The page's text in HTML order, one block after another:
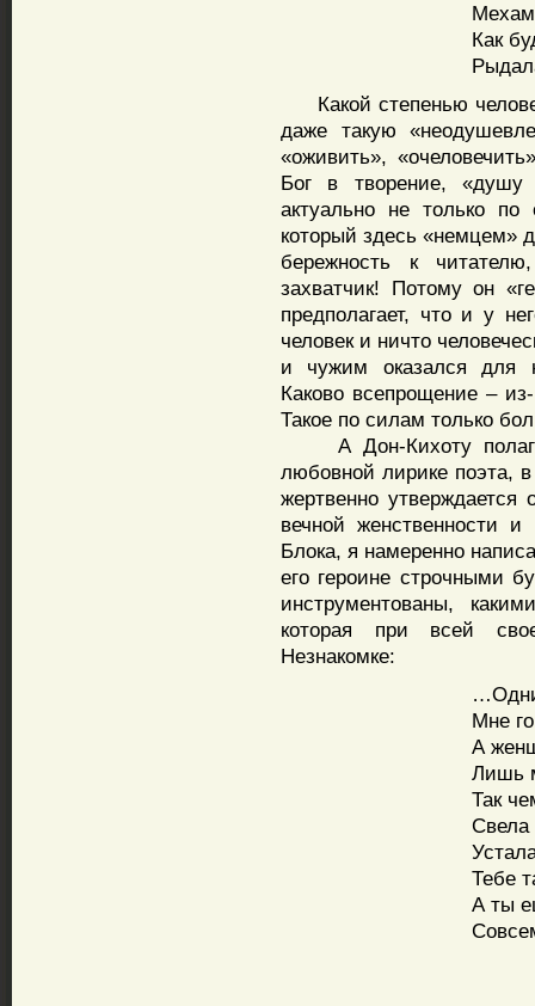
Как
Какой степенью
даже такую
«оживить»,
Бог в творение, «душу
актуально не только
который здесь «немцем»
бережность к
захватчик! Потому он
предполагает, что и у
человек и ничто
и чужим оказался для
Каково всепрощение –
Такое по силам только
А Дон-Кихоту
любовной лирике поэта, в
жертвенно
вечной женственности
Блока, я намеренно
его героине строчными
инструментованы,
которая при всей
Незнакомке:
Мне
А
Лишь
Так
Свела
Тебе
А ты